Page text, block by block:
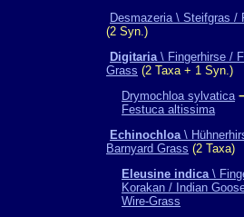
Desmazeria \ Steifgras /
(2 Syn.)
Digitaria\ Fingerhirse /
Grass (2 Taxa + 1 Syn.)
Drymochloa sylvatica
Festuca altissima
Echinochloa\
Barnyard Grass (2 Taxa)
Eleusine indica\
Korakan / Indian
Wire-Grass